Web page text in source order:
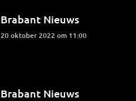
Brabant Nieuws
20 oktober 2022 om 11:00
Brabant Nieuws